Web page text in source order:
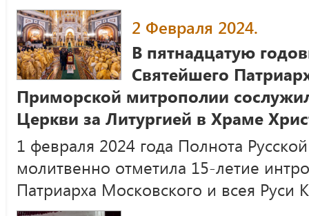
2 Февраля 2024.
В пятнадцатую
Святейшего
Приморской митрополии
Церкви за Литургией в Храме
1 февраля 2024 года Полнота
молитвенно отметила 15-летие
Патриарха Московского и всея Руси